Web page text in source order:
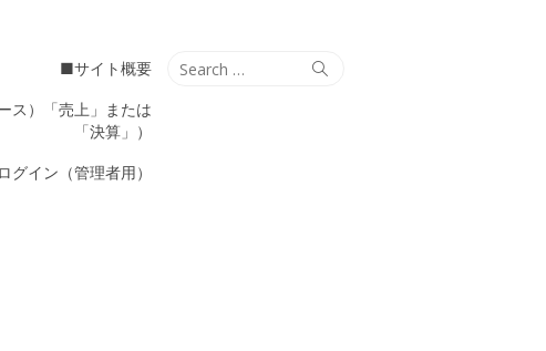
Search
Search
■サイト概要
ス）「売上」または
「決算」）
グイン（管理者用）